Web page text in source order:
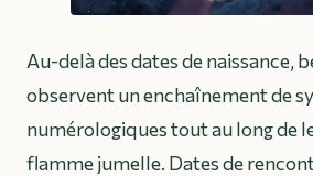
Au-delà des dates de naissance,
observent un enchaînement de
numérologiques tout au long de
flamme jumelle. Dates de